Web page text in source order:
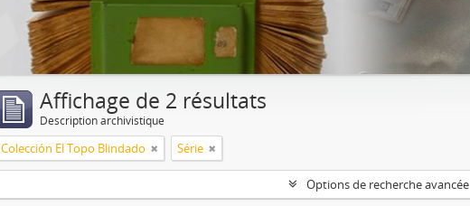
Affichage de 2 résultats
Description archivistique
Colección El Topo Blindado Série
Options de recherche avancée